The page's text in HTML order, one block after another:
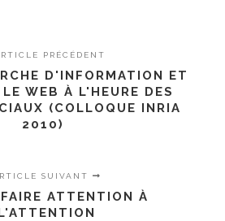
PRÉCÉDENT
D'INFORMATION ET
WEB À L'HEURE DES
(COLLOQUE INRIA
2010)
SUIVANT
ATTENTION À